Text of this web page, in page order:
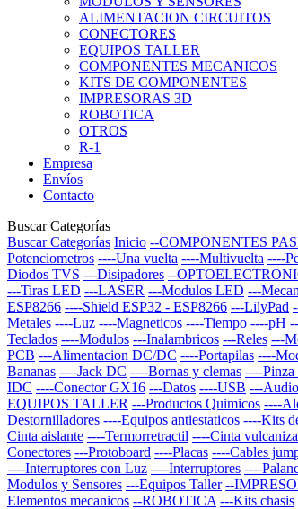
ALIMENTACION CIRCUITOS
CONECTORES
EQUIPOS TALLER
COMPONENTES MECANICOS
KITS DE COMPONENTES
IMPRESORAS 3D
ROBOTICA
OTROS
R-1
Empresa
Envíos
Contacto
Buscar Categorías
Buscar Categorías Inicio --COMPONENTES
Potenciometros ----Una vuelta ----Multivuelta ----
Diodos TVS ---Disipadores --
---Tiras LED ---LASER ---Modulos LED ---
ESP8266 ----Shield ESP32 - ESP8266 ---LilyPad
Metales ----Luz ----Magneticos ----Tiempo ----pH
Teclados ----Modulos ---Inalambricos ---Reles ---
PCB ---Alimentacion DC/DC ----Portapilas ----
Bananas ----Jack DC ----Bornas y clemas ----
IDC ----Conector GX16 ---Datos ----USB ---
EQUIPOS TALLER ---Productos Quimicos ----
Destornilladores ----Equipos antiestaticos ----Kits
Cinta aislante ----Termorretractil ----Cinta
Conectores ---Protoboard ----Placas ----Cables
----Interruptores con Luz ----Interruptores ----
Modulos y Sensores ---Equipos Taller --
Elementos mecanicos --ROBOTICA ---Kits chasis